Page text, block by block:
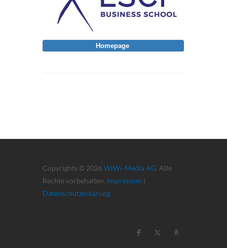
Copyrights © 2026 WiWi-Media AG. Alle
Rechte vorbehalten. Impressum |
Datenschutzerkärung
Homepage